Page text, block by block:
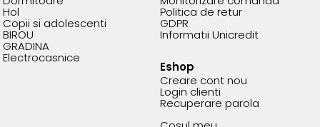
Hol
Copii si adolescenti
BIROU
GRADINA
Electrocasnice
Politica de retur
GDPR
Informatii Unicredit
Eshop
Creare cont nou
Login clienti
Recuperare parola